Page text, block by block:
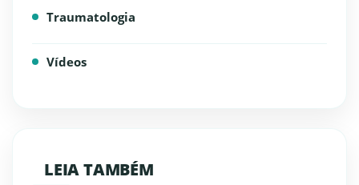
Traumatologia
Vídeos
LEIA TAMBÉM